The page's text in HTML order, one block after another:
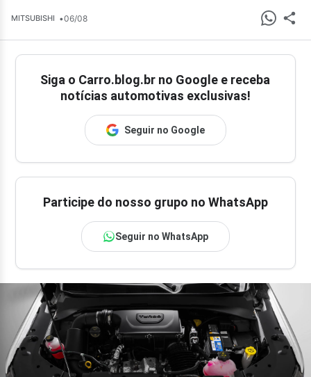
MITSUBISHI •06/08
Siga o Carro.blog.br no Google e receba
notícias automotivas exclusivas!
Seguir no Google
Participe do nosso grupo no WhatsApp
Seguir no WhatsApp